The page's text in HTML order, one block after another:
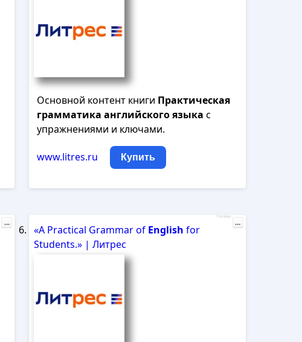
Основной контент книги Практическая
грамматика английскогоязыка с
упражнениями и ключами.
www.litres.ru Купить
...
«A Practical Grammar of English for
Students.» | Литрес
Реклама
...